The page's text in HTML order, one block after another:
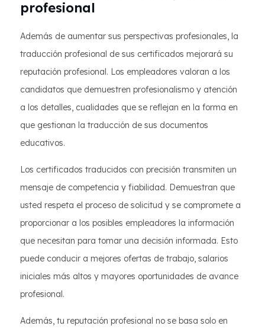
profesional
Además de aumentar sus perspectivas profesionales, la
traducción profesional de sus certificados mejorará su
reputación profesional. Los empleadores valoran a los
candidatos que demuestren profesionalismo y atención
a los detalles, cualidades que se reflejan en la forma en
que gestionan la traducción de sus documentos
educativos.
Los certificados traducidos con precisión transmiten un
mensaje de competencia y fiabilidad. Demuestran que
usted respeta el proceso de solicitud y se compromete a
proporcionar a los posibles empleadores la información
que necesitan para tomar una decisión informada. Esto
puede conducir a mejores ofertas de trabajo, salarios
iniciales más altos y mayores oportunidades de avance
profesional.
Además, tu reputación profesional no se basa solo en